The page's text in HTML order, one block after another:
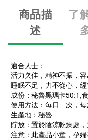
商品描
述
了
適合人士：
活力欠佳，精神不振，
睡眠不足，力不從心，
成份：秘魯黑瑪卡50:1,
使用方法：每日一次，
生產地：秘魯
貯放：置於陰涼乾燥處
注意：此產品小童，孕